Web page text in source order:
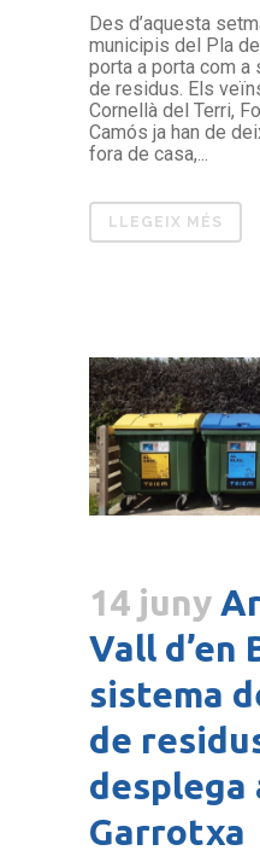
Des d’aquesta
municipis del Pla
porta a porta com
de residus. Els
Cornellà del Terri,
Camós ja han de
fora de casa,...
LLEGEIX MÉS
14 juny
Vall d’en
sistema
de
desplega
Garrotxa